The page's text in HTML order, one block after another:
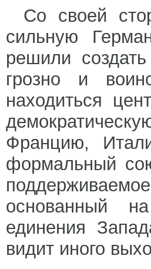
Со своей
сильную
решили
грозно и
находиться
Францию,
формальный
основанный
единения
видит иного